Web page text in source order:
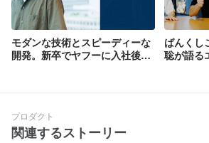
モダンな技術とスピーディーな
開発。新卒でヤフーに入社後ス
ばんくし
聡が語る
プロダクト
関連するストーリー